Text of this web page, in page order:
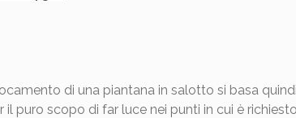
di una piantana in salotto si basa
puro scopo di far luce nei punti in cui è